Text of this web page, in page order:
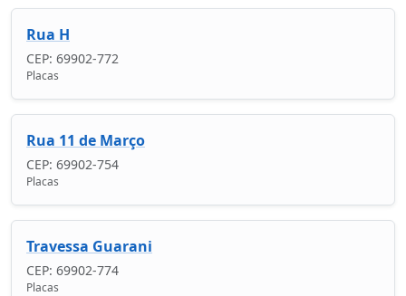
Rua H
CEP: 69902-772
Placas
Rua 11 de Março
CEP: 69902-754
Placas
Travessa Guarani
CEP: 69902-774
Placas